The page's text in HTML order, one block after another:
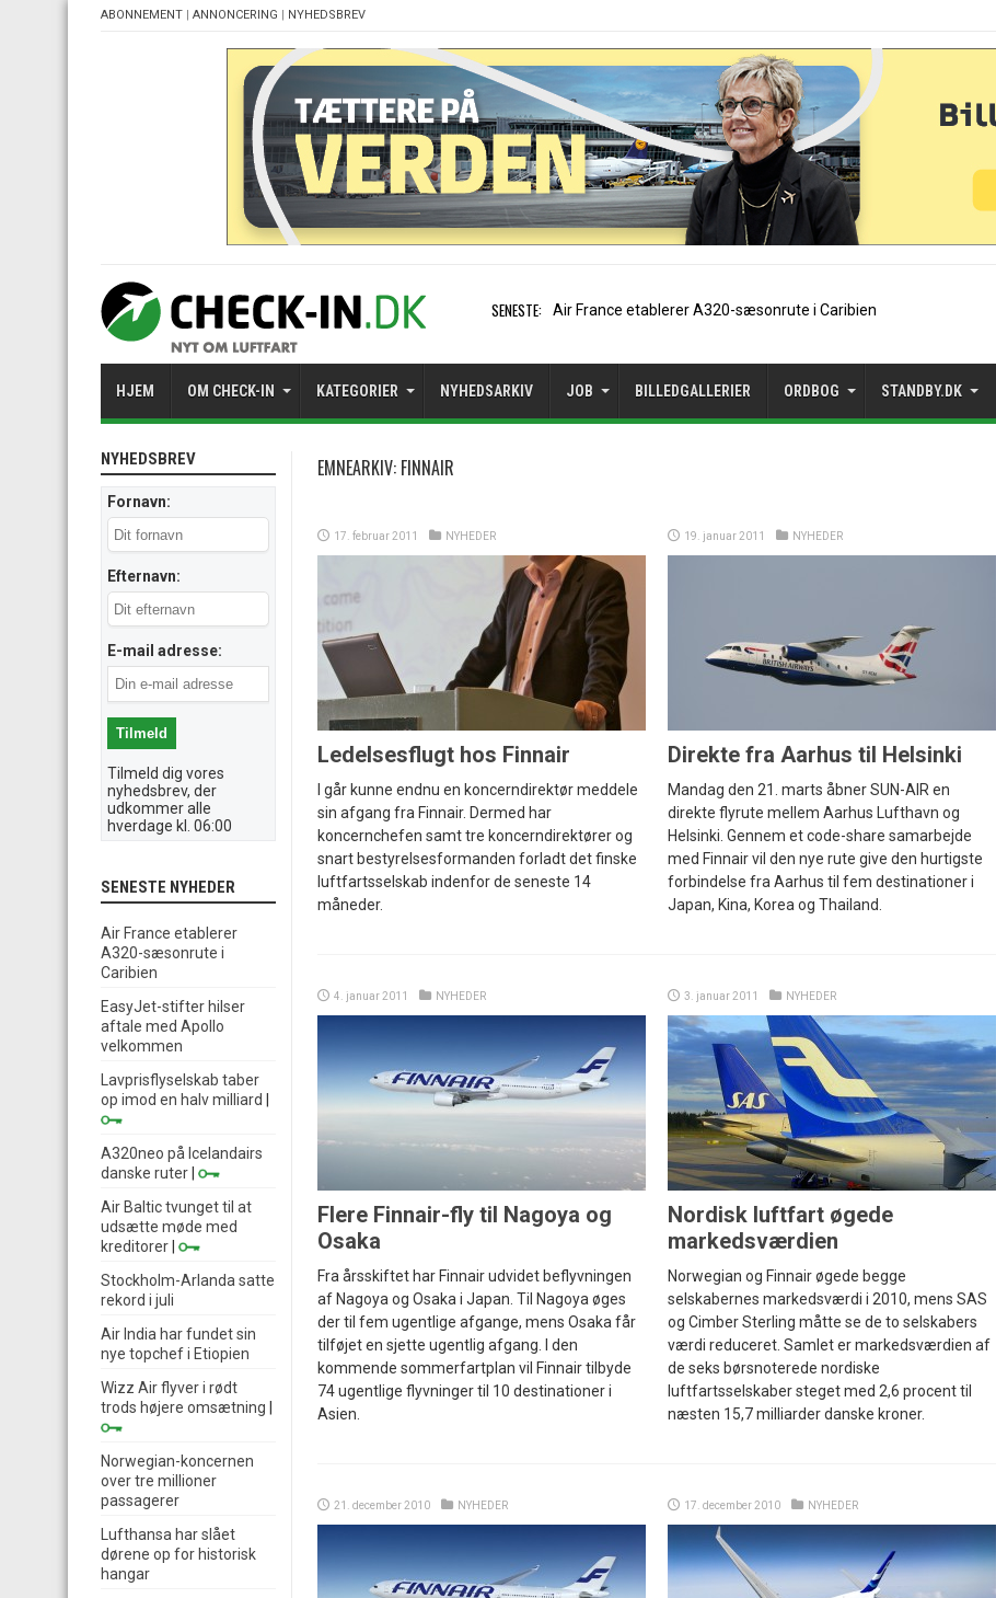
ABONNEMENT | ANNONCERING | NYHEDSBREV
SENESTE: EasyJet-stifter hilser aftale med Apo
HJEM OM CHECK-IN KATEGORIER NYHEDSARKIV JOB BILLEDGALLERIER ORDBOG STANDBY.DK
EMNEARKIV: FINNAIR
17. februar 2011 NYHEDER
Ledelsesflugt hos Finnair
I går kunne endnu en koncerndirektør meddele
sin afgang fra Finnair. Dermed har
koncernchefen samt tre koncerndirektører og
snart bestyrelsesformanden forladt det finske
luftfartsselskab indenfor de seneste 14
måneder.
19. januar 2011 NYHEDER
Direkte fra Aarhus til Helsinki
Mandag den 21. marts åbner SUN-AIR en
direkte flyrute mellem Aarhus Lufthavn og
Helsinki. Gennem et code-share samarbejde
med Finnair vil den nye rute give den hurtigste
forbindelse fra Aarhus til fem destinationer i
Japan, Kina, Korea og Thailand.
4. januar 2011 NYHEDER
Flere Finnair-fly til Nagoya og
Osaka
Fra årsskiftet har Finnair udvidet beflyvningen
af Nagoya og Osaka i Japan. Til Nagoya øges
der til fem ugentlige afgange, mens Osaka får
tilføjet en sjette ugentlig afgang. I den
kommende sommerfartplan vil Finnair tilbyde
74 ugentlige flyvninger til 10 destinationer i
Asien.
3. januar 2011 NYHEDER
Nordisk luftfart øgede
markedsværdien
Norwegian og Finnair øgede begge
selskabernes markedsværdi i 2010, mens SAS
og Cimber Sterling måtte se de to selskabers
værdi reduceret. Samlet er markedsværdien af
de seks børsnoterede nordiske
luftfartsselskaber steget med 2,6 procent til
næsten 15,7 milliarder danske kroner.
21. december 2010 NYHEDER 17. december 2010 NYHEDER
NYHEDSBREV
Fornavn:
Efternavn:
E-mail adresse:
Tilmeld dig vores
nyhedsbrev, der
udkommer alle
hverdage kl. 06:00
SENESTE NYHEDER
Air France etablerer
A320-sæsonrute i
Caribien
EasyJet-stifter hilser
aftale med Apollo
velkommen
Lavprisflyselskab taber
op imod en halv milliard
A320neo på Icelandairs
danske ruter
Air Baltic tvunget til at
udsætte møde med
kreditorer
Stockholm-Arlanda satte
rekord i juli
Air India har fundet sin
nye topchef i Etiopien
Wizz Air flyver i rødt
trods højere omsætning
Norwegian-koncernen
over tre millioner
passagerer
Lufthansa har slået
dørene op for historisk
hangar